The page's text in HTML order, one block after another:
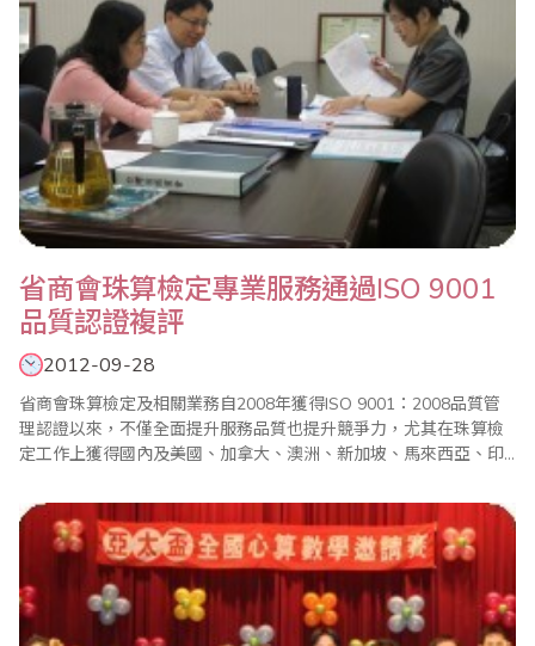
省商會珠算檢定專業服務通過ISO 9001
品質認證複評
2012-09-28
省商會珠算檢定及相關業務自2008年獲得ISO 9001：2008品質管
理認證以來，不僅全面提升服務品質也提升競爭力，尤其在珠算檢
定工作上獲得國內及美國、加拿大、澳洲、新加坡、馬來西亞、印
同推動珠算教育。審核單位也對省商會的專業技能和服務態度給予
高度的肯定。